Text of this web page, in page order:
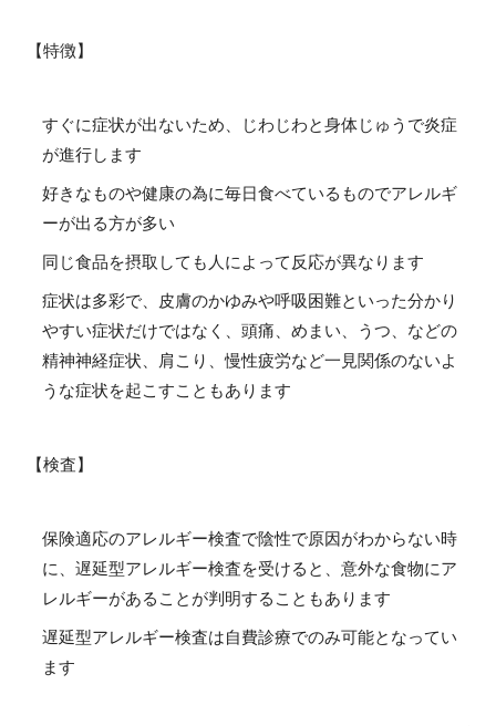
【特徴】
すぐに症状が出ないため、じわじわと身体じゅうで炎症
が進行します
好きなものや健康の為に毎日食べているものでアレルギ
ーが出る方が多い
同じ食品を摂取しても人によって反応が異なります
症状は多彩で、皮膚のかゆみや呼吸困難といった分かり
やすい症状だけではなく、頭痛、めまい、うつ、などの
精神神経症状、肩こり、慢性疲労など一見関係のないよ
うな症状を起こすこともあります
【検査】
保険適応のアレルギー検査で陰性で原因がわからない時
に、遅延型アレルギー検査を受けると、意外な食物にア
レルギーがあることが判明することもあります
遅延型アレルギー検査は自費診療でのみ可能となってい
ます